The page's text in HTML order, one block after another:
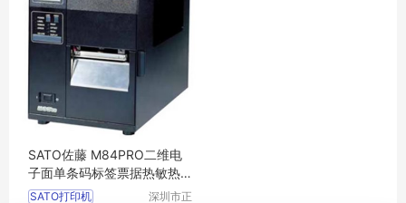
SATO佐藤 M84PRO二维电
子面单条码标签票据热敏热
转印打印机
SATO打印机 深圳市正